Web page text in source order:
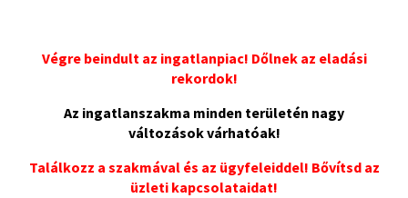
Végre beindult az ingatlanpiac! Dőlnek az eladási
rekordok!
Az ingatlanszakma minden területén nagy
változások várhatóak!
Találkozz a szakmával és az ügyfeleiddel! Bővítsd az
üzleti kapcsolataidat!